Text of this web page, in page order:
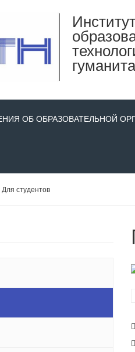
ОБ ОБРАЗОВАТЕЛЬНОЙ
Для студентов